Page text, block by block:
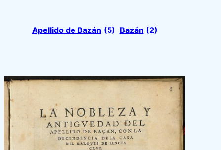
Apellido de Bazán (5) Bazán (2)